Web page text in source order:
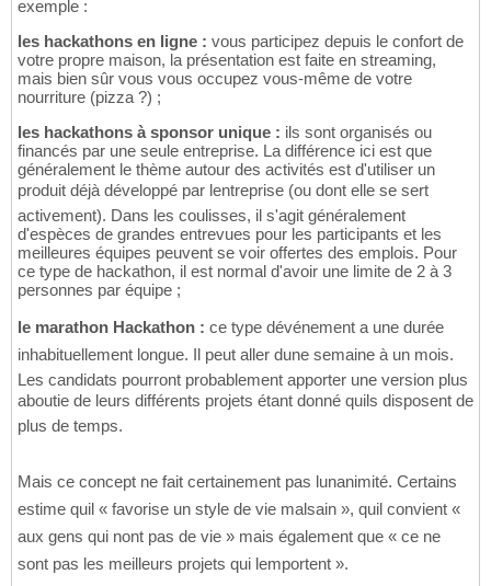
exemple :
les hackathons en ligne : vous participez depuis le confort de
votre propre maison, la présentation est faite en streaming,
mais bien sûr vous vous occupez vous-même de votre
nourriture (pizza ?) ;
les hackathons à sponsor unique : ils sont organisés ou
financés par une seule entreprise. La différence ici est que
généralement le thème autour des activités est d'utiliser un
produit déjà développé par lentreprise (ou dont elle se sert
activement). Dans les coulisses, il s'agit généralement
d'espèces de grandes entrevues pour les participants et les
meilleures équipes peuvent se voir offertes des emplois. Pour
ce type de hackathon, il est normal d'avoir une limite de 2 à 3
personnes par équipe ;
le marathon Hackathon : ce type dévénement a une durée
inhabituellement longue. Il peut aller dune semaine à un mois.
Les candidats pourront probablement apporter une version plus
aboutie de leurs différents projets étant donné quils disposent de
plus de temps.
Mais ce concept ne fait certainement pas lunanimité. Certains
estime quil « favorise un style de vie malsain », quil convient «
aux gens qui nont pas de vie » mais également que « ce ne
sont pas les meilleurs projets qui lemportent ».